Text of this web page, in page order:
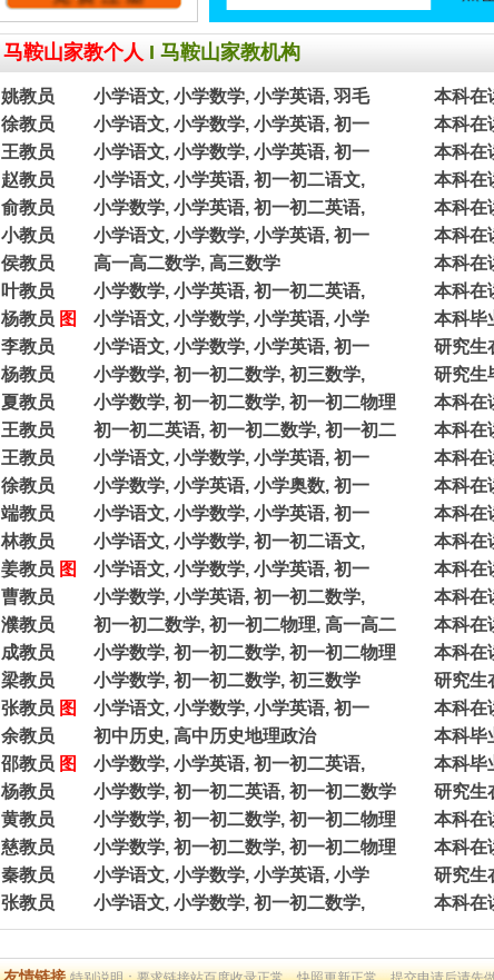
马鞍山家教个人 I 马鞍山家教机构
姚教员 小学语文, 小学数学, 小学英语, 羽毛 本科在
徐教员
小学语文, 小学数学, 小学英语, 初一 本科在
王教员
小学语文, 小学数学, 小学英语, 初一 本科在
赵教员
小学语文, 小学英语, 初一初二语文, 本科在
俞教员
小学数学, 小学英语, 初一初二英语, 本科在
小教员
小学语文, 小学数学, 小学英语, 初一 本科在
侯教员
高一高二数学, 高三数学 本科在
叶教员
小学数学, 小学英语, 初一初二英语, 本科在
杨教员 图 小学语文, 小学数学, 小学英语, 小学 本科毕
李教员
小学语文, 小学数学, 小学英语, 初一 研究生
杨教员
小学数学, 初一初二数学, 初三数学, 研究生
夏教员
小学数学, 初一初二数学, 初一初二物理 本科在
王教员
初一初二英语, 初一初二数学, 初一初二 本科在
王教员
小学语文, 小学数学, 小学英语, 初一 本科在
徐教员
小学数学, 小学英语, 小学奥数, 初一 本科在
端教员
小学语文, 小学数学, 小学英语, 初一 本科在
林教员
小学语文, 小学数学, 初一初二语文, 本科在
姜教员 图 小学语文, 小学数学, 小学英语, 初一 本科在
曹教员
小学数学, 小学英语, 初一初二数学, 本科在
濮教员
初一初二数学, 初一初二物理, 高一高二 本科在
成教员
小学数学, 初一初二数学, 初一初二物理 本科在
梁教员
小学数学, 初一初二数学, 初三数学 研究生
张教员 图 小学语文, 小学数学, 小学英语, 初一 本科在
余教员
初中历史, 高中历史地理政治 本科毕
邵教员 图 小学数学, 小学英语, 初一初二英语, 本科毕
杨教员
小学数学, 初一初二英语, 初一初二数学 研究生
黄教员
小学数学, 初一初二数学, 初一初二物理 本科在
慈教员
小学数学, 初一初二数学, 初一初二物理 本科在
秦教员
小学语文, 小学数学, 小学英语, 小学 研究生
张教员
小学语文, 小学数学, 初一初二数学, 本科在